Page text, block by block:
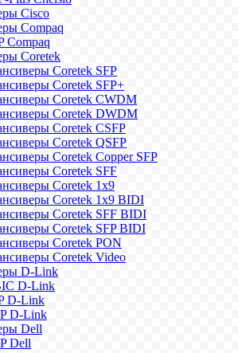
Cisco
Compaq
Compaq
Coretek
Coretek SFP
Coretek SFP+
Coretek CWDM
Coretek DWDM
Coretek CSFP
Coretek QSFP
Coretek Copper SFP
Coretek SFF
Coretek 1x9
Coretek 1x9 BIDI
Coretek SFF BIDI
Coretek SFP BIDI
Coretek PON
Coretek Video
D-Link
D-Link
D-Link
D-Link
Dell
Dell